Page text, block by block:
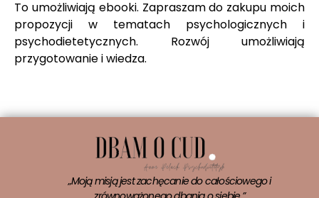
To umożliwiają ebooki. Zapraszam do zakupu moich
propozycji w tematach psychologicznych i
psychodietetycznych. Rozwój umożliwiają
przygotowanie i wiedza.
„Moją misją jest zachęcanie do całościowego i